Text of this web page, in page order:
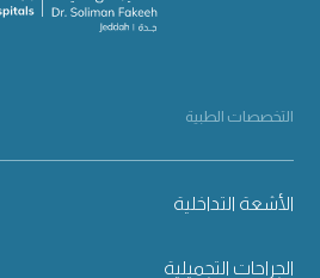
التخصصات الطبية
الأشعة التداخلية
الجراحات التجميلية